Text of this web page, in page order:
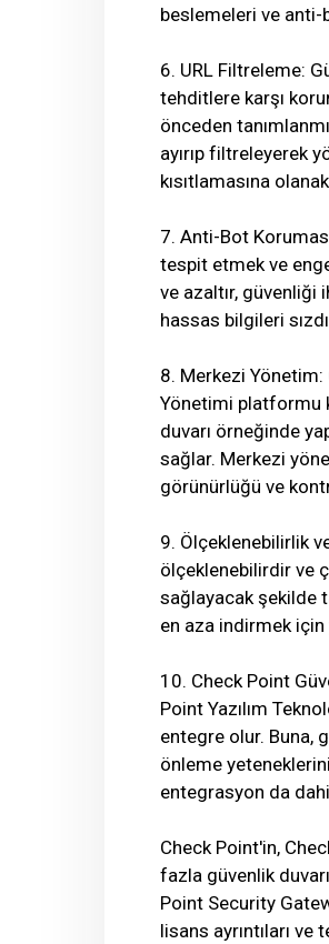
beslemeleri ve anti-
6. URL Filtreleme:
tehditlere karşı
önceden
ayırıp filtreleyerek
kısıtlamasına
7. Anti-Bot
tespit etmek ve
ve azaltır, güvenliği
hassas bilgileri
8. Merkezi Yönetim:
Yönetimi platformu
duvarı örneğinde
sağlar. Merkezi
görünürlüğü ve
9. Ölçeklenebilirlik
ölçeklenebilirdir ve
sağlayacak şekilde
en aza indirmek için
10. Check Point
Point Yazılım
entegre olur. Buna,
önleme
entegrasyon da
Check Point'in,
fazla güvenlik
Point Security
lisans ayrıntıları